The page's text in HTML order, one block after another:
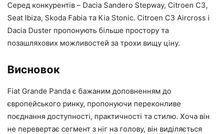
Серед конкурентів – Dacia Sandero Stepway, Citroen C3,
Seat Ibiza, Skoda Fabia та Kia Stonic. Citroen C3 Aircross і
Dacia Duster пропонують більше простору та
позашляхових можливостей за трохи вищу ціну.
Висновок
Fiat Grande Panda є бажаним доповненням до
європейського ринку, пропонуючи переконливе
поєднання доступності, практичності та стилю. Хоча він
не перевертає сегмент з ніг на голову, він виділяється